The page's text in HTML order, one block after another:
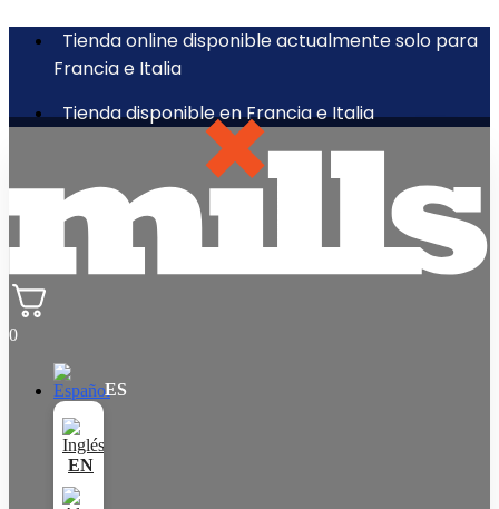
Tienda online disponible actualmente solo para
Francia e Italia
Tienda disponible en Francia e Italia
0